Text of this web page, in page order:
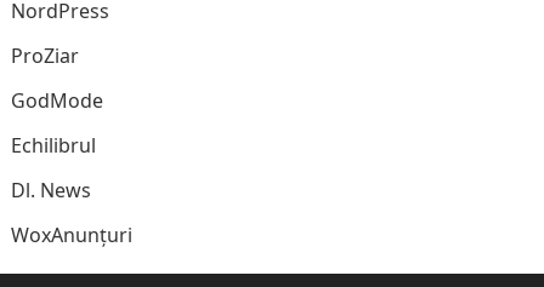
NordPress
ProZiar
GodMode
Echilibrul
Dl. News
WoxAnunțuri